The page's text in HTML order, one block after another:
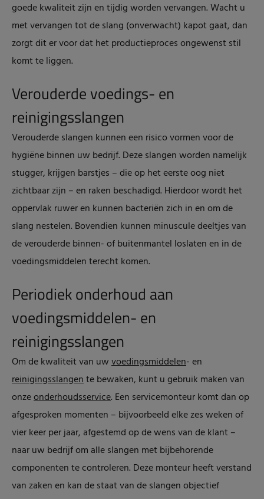
goede kwaliteit zijn en tijdig worden vervangen. Wacht u
met vervangen tot de slang (onverwacht) kapot gaat, dan
zorgt dit er voor dat het productieproces ongewenst stil
komt te liggen.
Verouderde voedings- en
reinigingsslangen
Verouderde slangen kunnen een risico vormen voor de
hygiëne binnen uw bedrijf. Deze slangen worden namelijk
stugger, krijgen barstjes – die op het eerste oog niet
zichtbaar zijn – en raken beschadigd. Hierdoor wordt het
oppervlak ruwer en kunnen bacteriën zich in en om de
slang nestelen. Bovendien kunnen minuscule deeltjes van
de verouderde binnen- of buitenmantel loslaten en in de
voedingsmiddelen terecht komen.
Periodiek onderhoud aan
voedingsmiddelen- en
reinigingsslangen
Om de kwaliteit van uwvoedingsmiddelen- en
reinigingsslangente bewaken, kunt u gebruik maken van
onzeonderhoudsservice. Een servicemonteur komt dan op
afgesproken momenten – bijvoorbeeld elke zes weken of
vier keer per jaar, afgestemd op de wens van de klant –
naar uw bedrijf om alle slangen met bijbehorende
componenten te controleren. Deze monteur heeft verstand
van zaken en kan de staat van de slangen objectief